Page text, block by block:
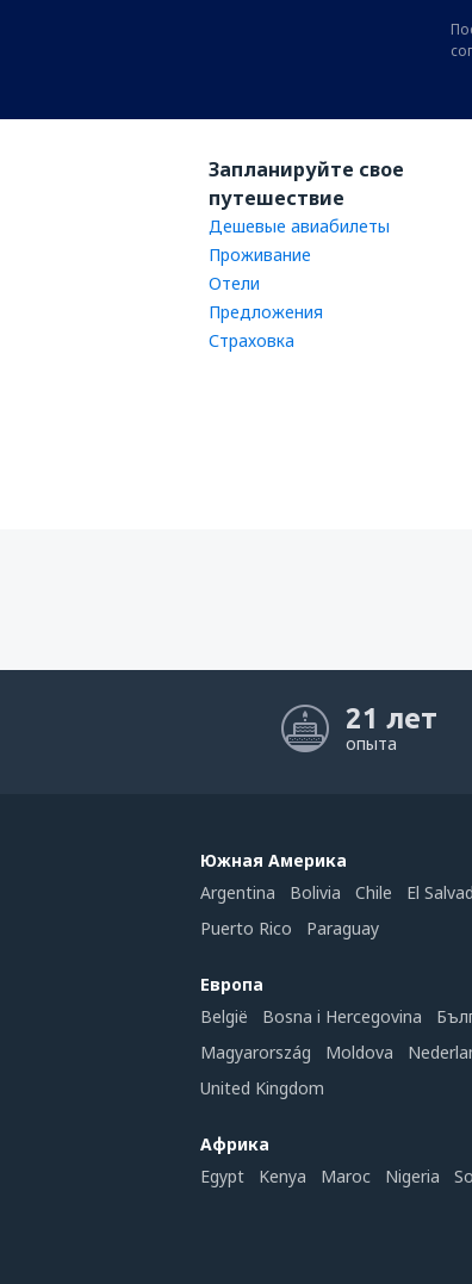
Запланируйте свое
путешествие
Дешевые авиабилеты
Проживание
Отели
Предложения
Страховка
21 лет
опыта
Южная Америка
Argentina
Bolivia Chile El
Puerto Rico
Paraguay
Европа
België
Bosna i Hercegovina
Magyarország
Moldova
United Kingdom
Африка
Egypt
Kenya Maroc Nigeria